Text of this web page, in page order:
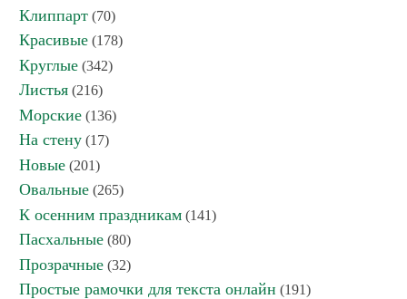
Клиппарт (70)
Красивые (178)
Круглые (342)
Листья (216)
Морские (136)
На стену (17)
Новые (201)
Овальные (265)
К осенним праздникам (141)
Пасхальные (80)
Прозрачные (32)
Простые рамочки для текста онлайн (191)